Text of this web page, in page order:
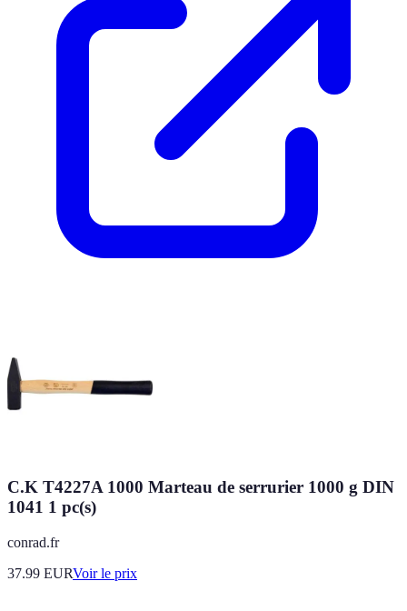
C.K T4227A 1000 Marteau de serrurier 1000 g DIN
1041 1 pc(s)
conrad.fr
37.99 EURVoir le prix